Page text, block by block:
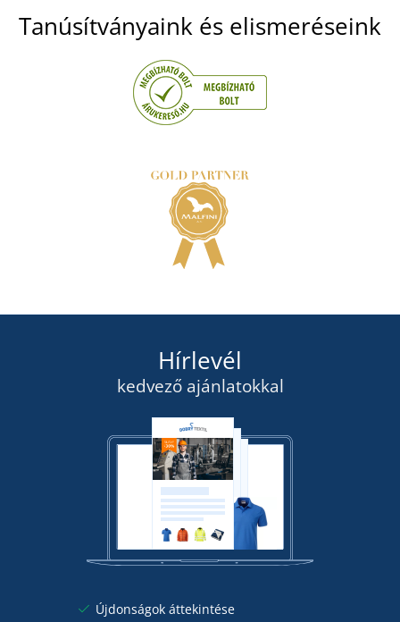
Munkavédelmi cipő VERNOR S1P
RAKTÁRON
hétfőn 10. 8.
36 390 Ft
RÉSZLETEK
Tanúsítványaink és elismeréseink
Hírlevél
kedvező ajánlatokkal
Újdonságok áttekintése